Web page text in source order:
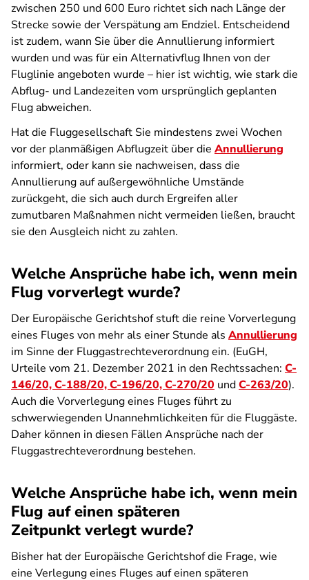
zwischen 250 und 600 Euro richtet sich nach Länge der
Strecke sowie der Verspätung am Endziel. Entscheidend
ist zudem, wann Sie über die Annullierung informiert
wurden und was für ein Alternativflug Ihnen von der
Fluglinie angeboten wurde – hier ist wichtig, wie stark die
Abflug- und Landezeiten vom ursprünglich geplanten
Flug abweichen.
Hat die Fluggesellschaft Sie mindestens zwei Wochen
vor der planmäßigen Abflugzeit über die Annullierung
informiert, oder kann sie nachweisen, dass die
Annullierung auf außergewöhnliche Umstände
zurückgeht, die sich auch durch Ergreifen aller
zumutbaren Maßnahmen nicht vermeiden ließen, braucht
sie den Ausgleich nicht zu zahlen.
Welche Ansprüche habe ich, wenn mein
Flug vorverlegt wurde?
Der Europäische Gerichtshof stuft die reine Vorverlegung
eines Fluges von mehr als einer Stunde als Annullierung
im Sinne der Fluggastrechteverordnung ein. (EuGH,
Urteile vom 21. Dezember 2021 in den Rechtssachen: C-
146/20, C-188/20, C-196/20, C-270/20 undC-263/20).
Auch die Vorverlegung eines Fluges führt zu
schwerwiegenden Unannehmlichkeiten für die Fluggäste.
Daher können in diesen Fällen Ansprüche nach der
Fluggastrechteverordnung bestehen.
Welche Ansprüche habe ich, wenn mein
Flug auf einen späteren
Zeitpunkt verlegt wurde?
Bisher hat der Europäische Gerichtshof die Frage, wie
eine Verlegung eines Fluges auf einen späteren